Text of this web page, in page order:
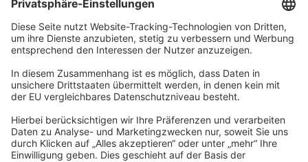
DSR Hotel Holding GmbH
Am Kaiserkai 69
D-20457 Hamburg
Fax: +49 40 300 322 109
kontakt@dsr-hotelholding.de